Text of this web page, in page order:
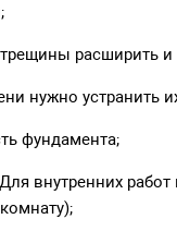
расширить
нужно устранить
фундамента;
внутренних